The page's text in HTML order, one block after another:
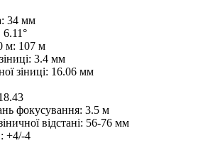
34 мм
м: 107 м
3.4 мм
зіниці: 16.06 мм
фокусування: 3.5 м
відстані: 56-76 мм
+4/-4